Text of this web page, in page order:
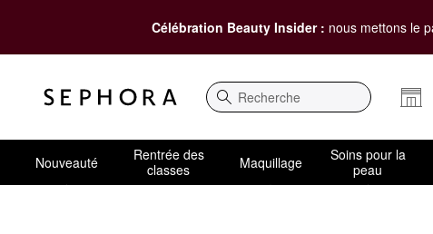
Célébration Beauty Insider : nous mettons le
Recherche
Nouveauté
Rentrée des
classes
Maquillage
Soins pour la
peau